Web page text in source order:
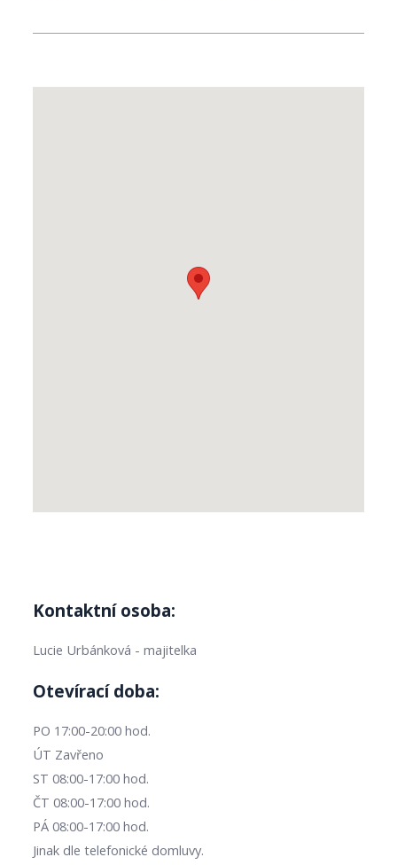
Kontaktní osoba:
Lucie Urbánková - majitelka
Otevírací doba:
PO 17:00-20:00 hod.
ÚT Zavřeno
ST 08:00-17:00 hod.
ČT 08:00-17:00 hod.
PÁ 08:00-17:00 hod.
Jinak dle telefonické domluvy.